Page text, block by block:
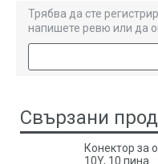
Трябва да сте
напишете ревю или да
Свързани
Конектор за
10Y, 10 пина